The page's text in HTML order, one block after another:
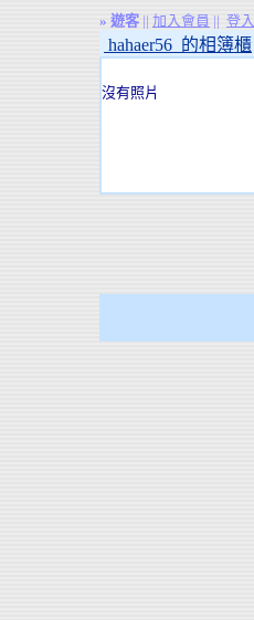
» 遊客 || 加入會員 || 登入
hahaer56 的相簿櫃
沒有照片